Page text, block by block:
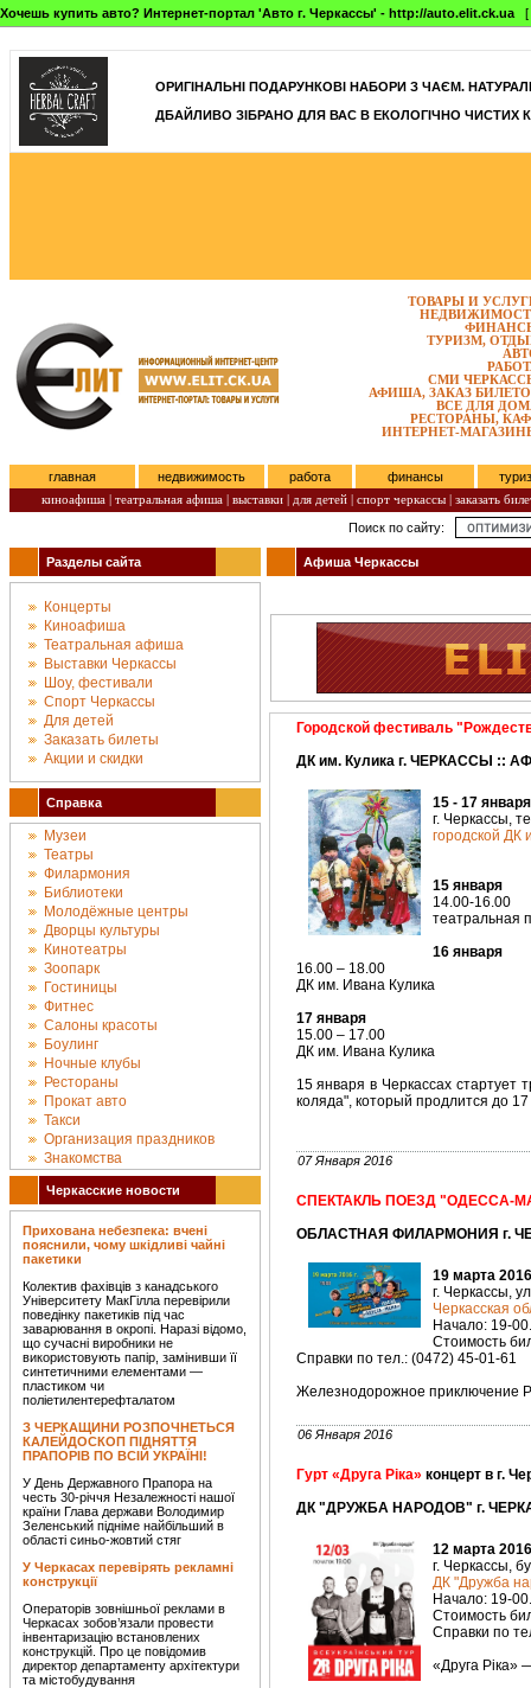
Хочешь купить авто? Интернет-портал 'Авто г. Черкассы' - http://auto.elit.ck.ua [
]
ОРИГІНАЛЬНІ ПОДАРУНКОВІ НАБОРИ З ЧАЄМ.
ДБАЙЛИВО ЗІБРАНО ДЛЯ ВАС В ЕКОЛОГІЧНО ЧИСТИХ
ТОВАРЫ И
ТУРИЗМ,
СМИ
АФИША, ЗАКАЗ
ВСЕ ДЛЯ
РЕСТОРАНЫ,
ИНТЕРНЕТ-
главная недвижимость работа финансы
киноафиша | театральная афиша | выставки | для детей | спорт черкассы | заказать
Поиск по сайту:
Разделы сайта
Концерты
Киноафиша
Театральная афиша
Выставки Черкассы
Шоу, фестивали
Спорт Черкассы
Для детей
Заказать билеты
Акции и скидки
Справка
Музеи
Театры
Филармония
Библиотеки
Молодёжные центры
Дворцы культуры
Кинотеатры
Зоопарк
Гостиницы
Фитнес
Салоны красоты
Боулинг
Ночные клубы
Рестораны
Прокат авто
Такси
Организация праздников
Знакомства
Черкасские новости
Прихована небезпека: вчені
пояснили, чому шкідливі чайні
пакетики
Колектив фахівців з канадського
Університету МакГілла перевірили
поведінку пакетиків під час
заварювання в окропі. Наразі відомо,
що сучасні виробники не
використовують папір, замінивши її
синтетичними елементами —
пластиком чи
поліетилентерефталатом
З ЧЕРКАЩИНИ РОЗПОЧНЕТЬСЯ
КАЛЕЙДОСКОП ПІДНЯТТЯ
ПРАПОРІВ ПО ВСІЙ УКРАЇНІ!
У День Державного Прапора на
честь 30-річчя Незалежності нашої
країни Глава держави Володимир
Зеленський підніме найбільший в
області синьо-жовтий стяг
У Черкасах перевірять рекламні
конструкції
Операторів зовнішньої реклами в
Черкасах зобов’язали провести
інвентаризацію встановлених
конструкцій. Про це повідомив
директор департаменту архітектури
та містобудування
Афиша Черкассы
Городской фестиваль
ДК им. Кулика г. ЧЕРКАССЫ ::
15 - 17
г. Черкассы,
городской ДК
15 января
14.00-16.00
театральная
16 января
16.00 – 18.00
ДК им. Ивана Кулика
17 января
15.00 – 17.00
ДК им. Ивана Кулика
15 января в Черкассах стартует
коляда", который продлится до
07 Января 2016
СПЕКТАКЛЬ ПОЕЗД "ОДЕССА-
ОБЛАСТНАЯ ФИЛАРМОНИЯ г.
19 марта
г. Черкассы,
Черкасская
Начало: 19-00.
Стоимость
Справки по тел.: (0472) 45-01-61
Железнодорожное приключение
06 Января 2016
Гурт «Друга Ріка» концерт в г.
ДК "ДРУЖБА НАРОДОВ" г.
12 марта
г. Черкассы,
ДК "Дружба
Начало: 19-00.
Стоимость
Справки по
«Друга Ріка»